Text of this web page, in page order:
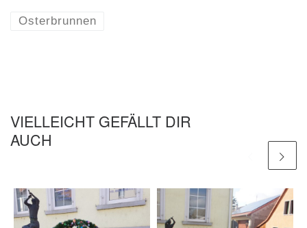
Osterbrunnen
VIELLEICHT GEFÄLLT DIR
AUCH